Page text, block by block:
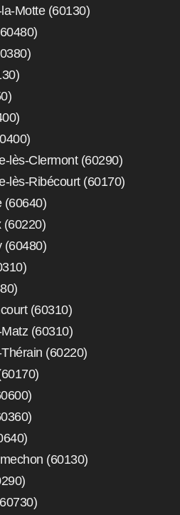
Motte (60130)
lès-Clermont (60290)
lès-Ribécourt (60170)
(60640)
(60220)
(60480)
(60310)
(60310)
(60220)
(60130)